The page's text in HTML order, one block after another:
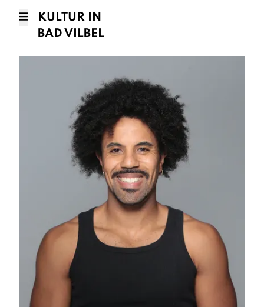
KULTUR IN
BAD VILBEL